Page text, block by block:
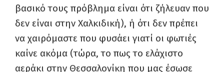
βασικό τους πρόβλημα είναι ότι ζήλευαν που
δεν είναι στην Χαλκιδική), ή ότι δεν πρέπει
να χαιρόμαστε που φυσάει γιατί οι φωτιές
καίνε ακόμα (τώρα, το πως το ελάχιστο
αεράκι στην Θεσσαλονίκη που μας έσωσε